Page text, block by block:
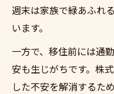
週末は家族で緑あふれ
います。
一方で、移住前には通
安も生じがちです。株
した不安を解消するた